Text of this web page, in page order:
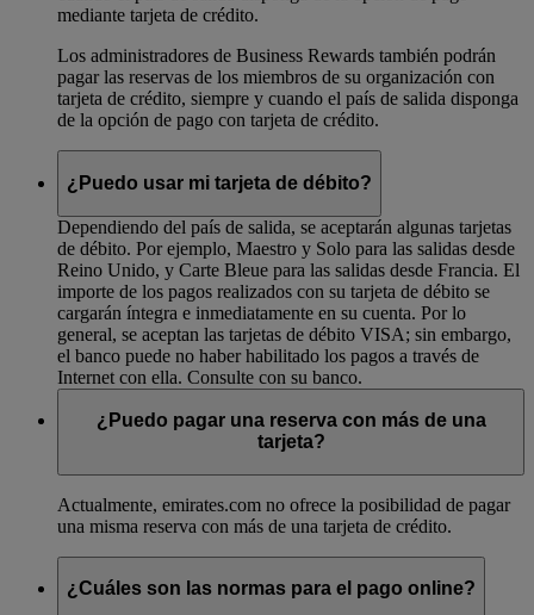
mediante tarjeta de crédito.
Los administradores de Business Rewards también podrán
pagar las reservas de los miembros de su organización con
tarjeta de crédito, siempre y cuando el país de salida disponga
de la opción de pago con tarjeta de crédito.
¿Puedo usar mi tarjeta de débito?
Dependiendo del país de salida, se aceptarán algunas tarjetas
de débito. Por ejemplo, Maestro y Solo para las salidas desde
Reino Unido, y Carte Bleue para las salidas desde Francia. El
importe de los pagos realizados con su tarjeta de débito se
cargarán íntegra e inmediatamente en su cuenta. Por lo
general, se aceptan las tarjetas de débito VISA; sin embargo,
el banco puede no haber habilitado los pagos a través de
Internet con ella. Consulte con su banco.
¿Puedo pagar una reserva con más de una
tarjeta?
Actualmente, emirates.com no ofrece la posibilidad de pagar
una misma reserva con más de una tarjeta de crédito.
¿Cuáles son las normas para el pago online?